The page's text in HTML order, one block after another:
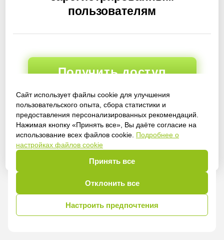
Сайт использует файлы cookie для улучшения
пользовательского опыта, сбора статистики и
предоставления персонализированных рекомендаций.
Нажимая кнопку «Принять все», Вы даёте согласие на
использование всех файлов cookie. Подробнее о
настройках файлов cookie
Принять все
Отклонить все
Настроить предпочтения
пользователям
Получить доступ
Войти